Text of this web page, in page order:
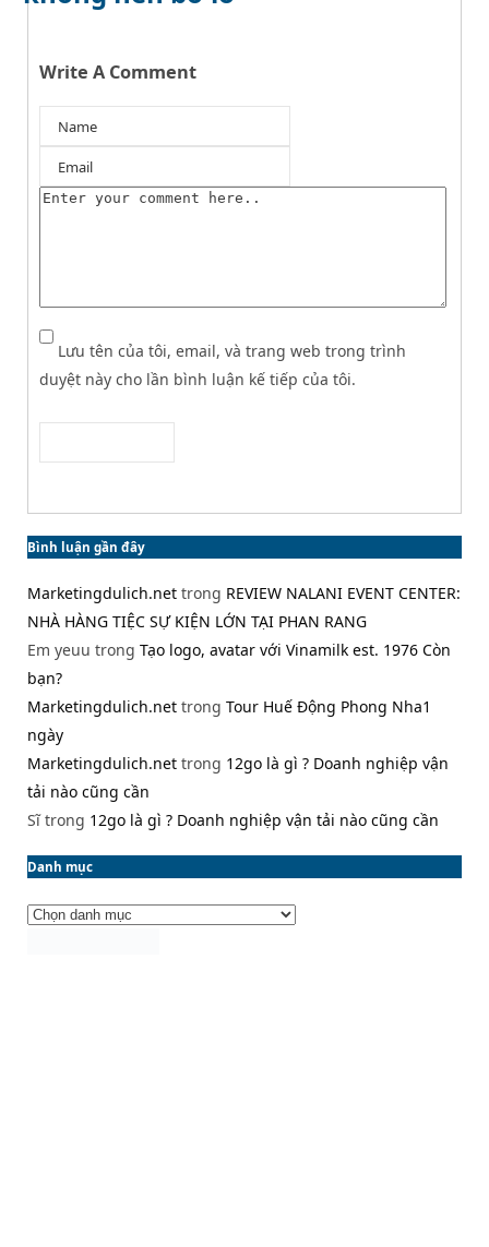
Write A Comment
Lưu tên của tôi, email, và trang web trong trình
duyệt này cho lần bình luận kế tiếp của tôi.
Bình luận gần đây
Marketingdulich.net trong REVIEW NALANI EVENT CENTER:
NHÀ HÀNG TIỆC SỰ KIỆN LỚN TẠI PHAN RANG
Em yeuu trong Tạo logo, avatar với Vinamilk est. 1976 Còn
bạn?
Marketingdulich.net trong Tour Huế Động Phong Nha1
ngày
Marketingdulich.net trong 12go là gì ? Doanh nghiệp vận
tải nào cũng cần
Sĩtrong 12go là gì ? Doanh nghiệp vận tải nào cũng cần
Danh mục
Danh